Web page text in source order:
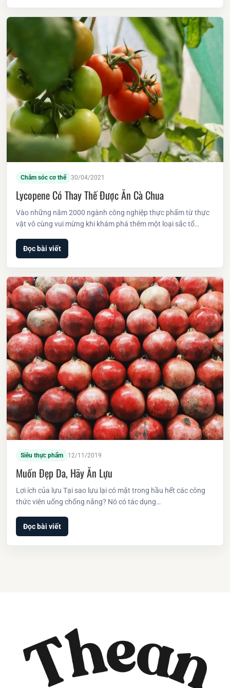
Chăm sóc cơ thể 30/04/2021
Lycopene Có Thay Thế Được Ăn Cà Chua
Vào những năm 2000 ngành công nghiệp thực phẩm từ thực
vật vô cùng vui mừng khi khám phá thêm một loại sắc tố…
Đọc bài viết
Siêu thực phẩm 12/11/2019
Muốn Đẹp Da, Hãy Ăn Lựu
Lợi ích của lựu Tại sao lựu lại có mặt trong hầu hết các công
thức viên uống chống nắng? Nó có tác dụng…
Đọc bài viết